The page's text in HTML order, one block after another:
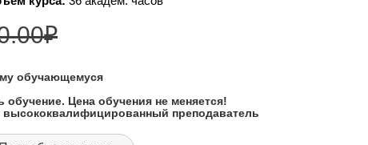
₽
обучающемуся
Цена обучения не меняется!
преподаватель